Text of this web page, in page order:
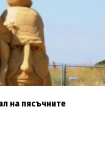
на пясъчните